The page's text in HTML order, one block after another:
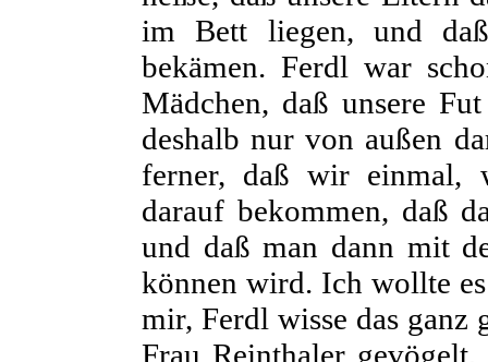
im Bett liegen, und
bekämen. Ferdl war
Mädchen, daß unsere
deshalb nur von außen
ferner, daß wir einmal,
darauf bekommen, daß
und daß man dann mit
können wird. Ich wollte
mir, Ferdl wisse das ganz
Frau Reinthaler